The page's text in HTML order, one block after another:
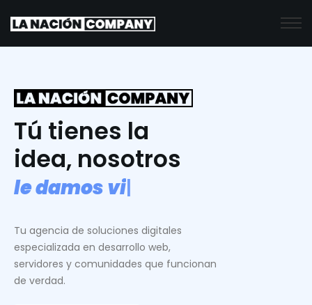
Tú tienes la
idea, nosotros
ledamosvid
Tu agencia de soluciones digitales
especializada en desarrollo web,
servidores y comunidades que funcionan
de verdad.